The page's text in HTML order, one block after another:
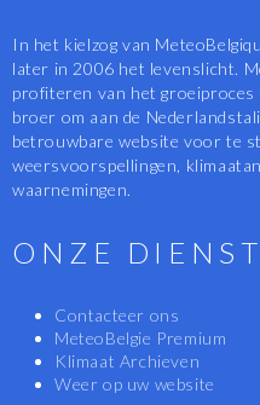
In het kielzog van
later in 2006 het levenslicht.
profiteren van het groeiproces
broer om aan de
betrouwbare website voor te
weersvoorspellingen,
waarnemingen.
ONZE
Contacteer ons
MeteoBelgie Premium
Klimaat Archieven
Weer op uw website